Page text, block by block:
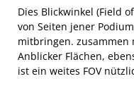
Dies Blickwinkel (Field
von Seiten jener
mitbringen.
Anblicker Flächen,
ist ein weites FOV